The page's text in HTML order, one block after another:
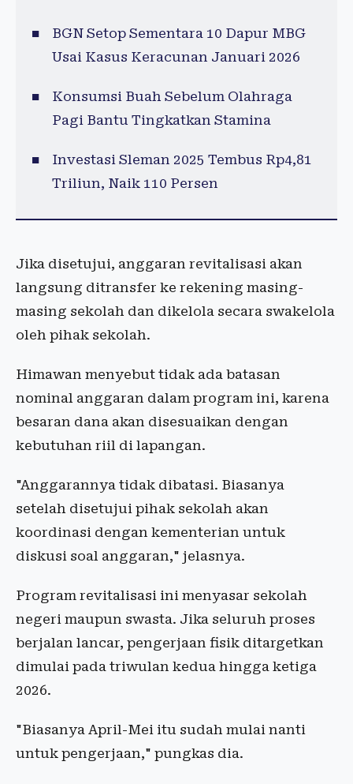
BGN Setop Sementara 10 Dapur MBG
Usai Kasus Keracunan Januari 2026
Konsumsi Buah Sebelum Olahraga
Pagi Bantu Tingkatkan Stamina
Investasi Sleman 2025 Tembus Rp4,81
Triliun, Naik 110 Persen
Jika disetujui, anggaran revitalisasi akan
langsung ditransfer ke rekening masing-
masing sekolah dan dikelola secara swakelola
oleh pihak sekolah.
Himawan menyebut tidak ada batasan
nominal anggaran dalam program ini, karena
besaran dana akan disesuaikan dengan
kebutuhan riil di lapangan.
"Anggarannya tidak dibatasi. Biasanya
setelah disetujui pihak sekolah akan
koordinasi dengan kementerian untuk
diskusi soal anggaran," jelasnya.
Program revitalisasi ini menyasar sekolah
negeri maupun swasta. Jika seluruh proses
berjalan lancar, pengerjaan fisik ditargetkan
dimulai pada triwulan kedua hingga ketiga
2026.
"Biasanya April-Mei itu sudah mulai nanti
untuk pengerjaan," pungkas dia.